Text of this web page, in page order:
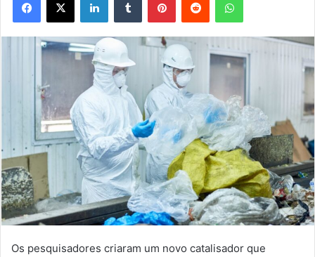
Os pesquisadores criaram um novo catalisador que